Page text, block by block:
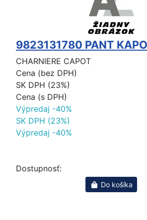
9823131780 PANT
CHARNIERE CAPOT
Cena (bez DPH)
SK DPH (23%)
Cena (s DPH)
Výpredaj -40%
SK DPH (23%)
Výpredaj -40%
Dostupnosť:
Do košíka